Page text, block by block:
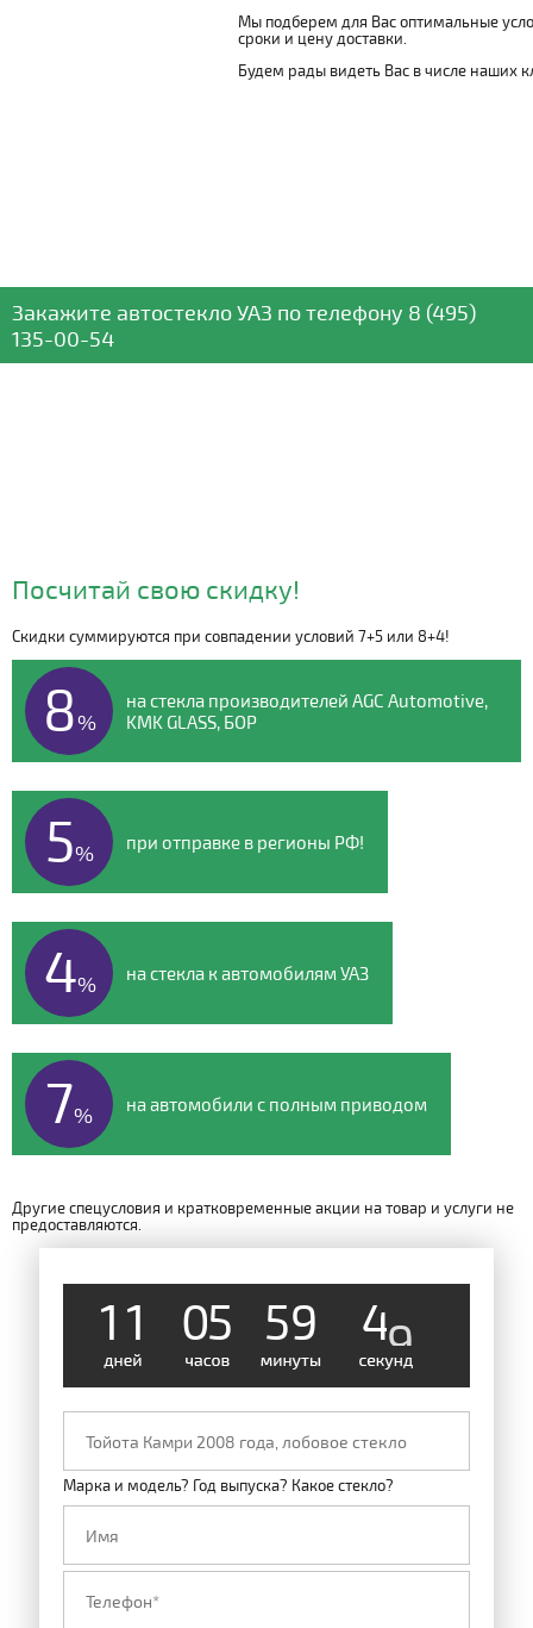
Мы подберем для Вас оптимальные
сроки и цену доставки.
Будем рады видеть Вас в числе наших
Закажите автостеклоУАЗ по телефону 8 (495)
135-00-54
Видео о компании
Посчитай свою скидку!
Скидки суммируются при совпадении условий 7+5 или 8+4!
8%
на стекла производителей AGC Automotive,
KMK GLASS, БОР
5% при отправке в регионы РФ!
4% на стекла к автомобилям УАЗ
7% на автомобили с полным приводом
Другие спецусловия и кратковременные акции на товар и услуги не
предоставляются.
1 1 05 59 48
Марка и модель? Год выпуска? Какое стекло?